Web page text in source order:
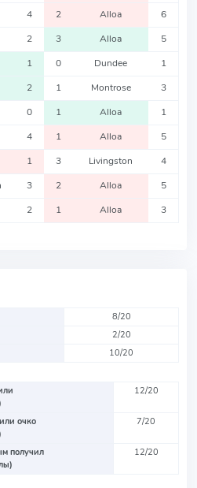
4 2 Alloa 6
2 3 Alloa 5
1 0 Dundee 1
2 1 Montrose 3
0 1 Alloa 1
4 1 Alloa 5
1 3 Livingston 4
3 2 Alloa 5
2 1 Alloa 3
8/20
2/20
10/20
12/20
очко
7/20
получил
12/20